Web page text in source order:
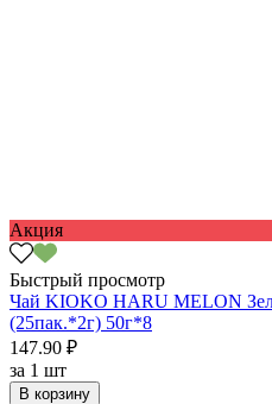
Акция
Быстрый просмотр
Чай KIOKO HARU MELON
(25пак.*2г) 50г*8
147.90 ₽
за 1 шт
В корзину